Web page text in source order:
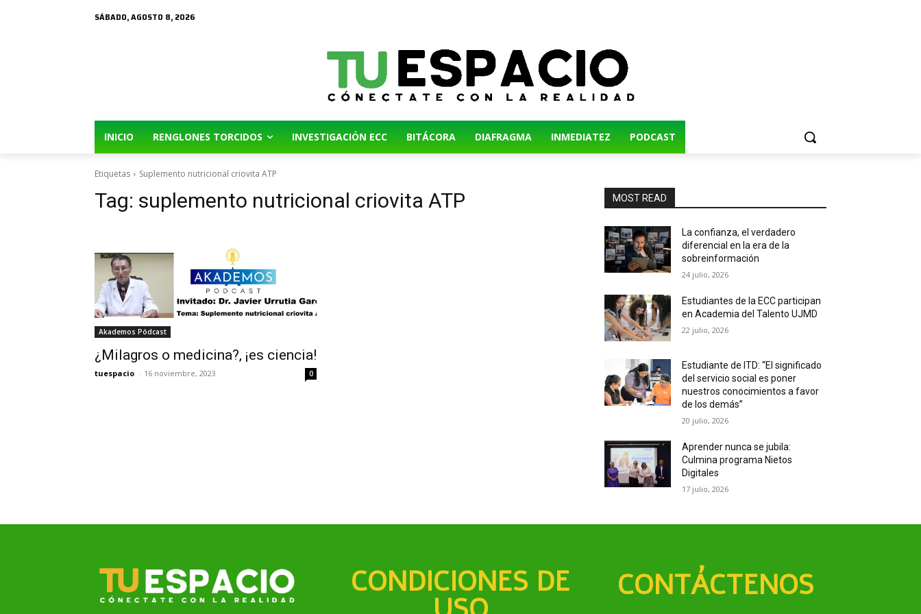
SÁBADO, AGOSTO 8, 2026
INICIO RENGLONES TORCIDOS INVESTIGACIÓN ECC BITÁCORA DIAFRAGMA INMEDIATEZ PODCAST
Etiquetas Suplemento nutricional criovita ATP
Tag: suplemento nutricional criovita ATP
Akademos Pódcast
¿Milagros o medicina?, ¡es ciencia!
tuespacio - 16 noviembre, 2023 0
MOST READ
La confianza, el verdadero
diferencial en la era de la
sobreinformación
24 julio, 2026
Estudiantes de la ECC participan
en Academia del Talento UJMD
22 julio, 2026
Estudiante de ITD: “El significado
del servicio social es poner
nuestros conocimientos a favor
de los demás”
20 julio, 2026
Aprender nunca se jubila:
Culmina programa Nietos
Digitales
17 julio, 2026
CONDICIONES DE CONTÁCTENOS